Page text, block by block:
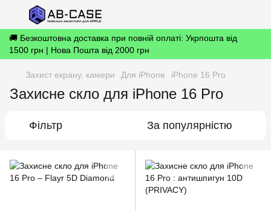
🚚 Безкоштовна доставка при повній оплаті: Укрпошта від
1500 грн | Нова Пошта від 2000 грн
Захист екрану, камери Для iPhone iPhone 16 Pro
Захисне скло для iPhone 16 Pro
Фільтр За популярністю